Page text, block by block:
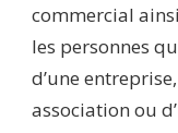
commercial
les personnes
d’une
association ou